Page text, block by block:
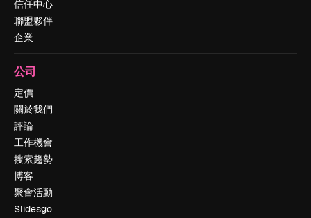
信任中心
聯盟夥伴
企業
公司
定價
關於我們
評論
工作機會
搜索趨勢
博客
聚會活動
Slidesgo